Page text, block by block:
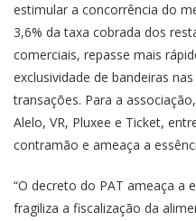
estimular a concorrência do
3,6% da taxa cobrada dos
comerciais, repasse mais
exclusividade de bandeiras
transações. Para a
Alelo, VR, Pluxee e Ticket,
contramão e ameaça a
“O decreto do PAT ameaça a
fragiliza a fiscalização da